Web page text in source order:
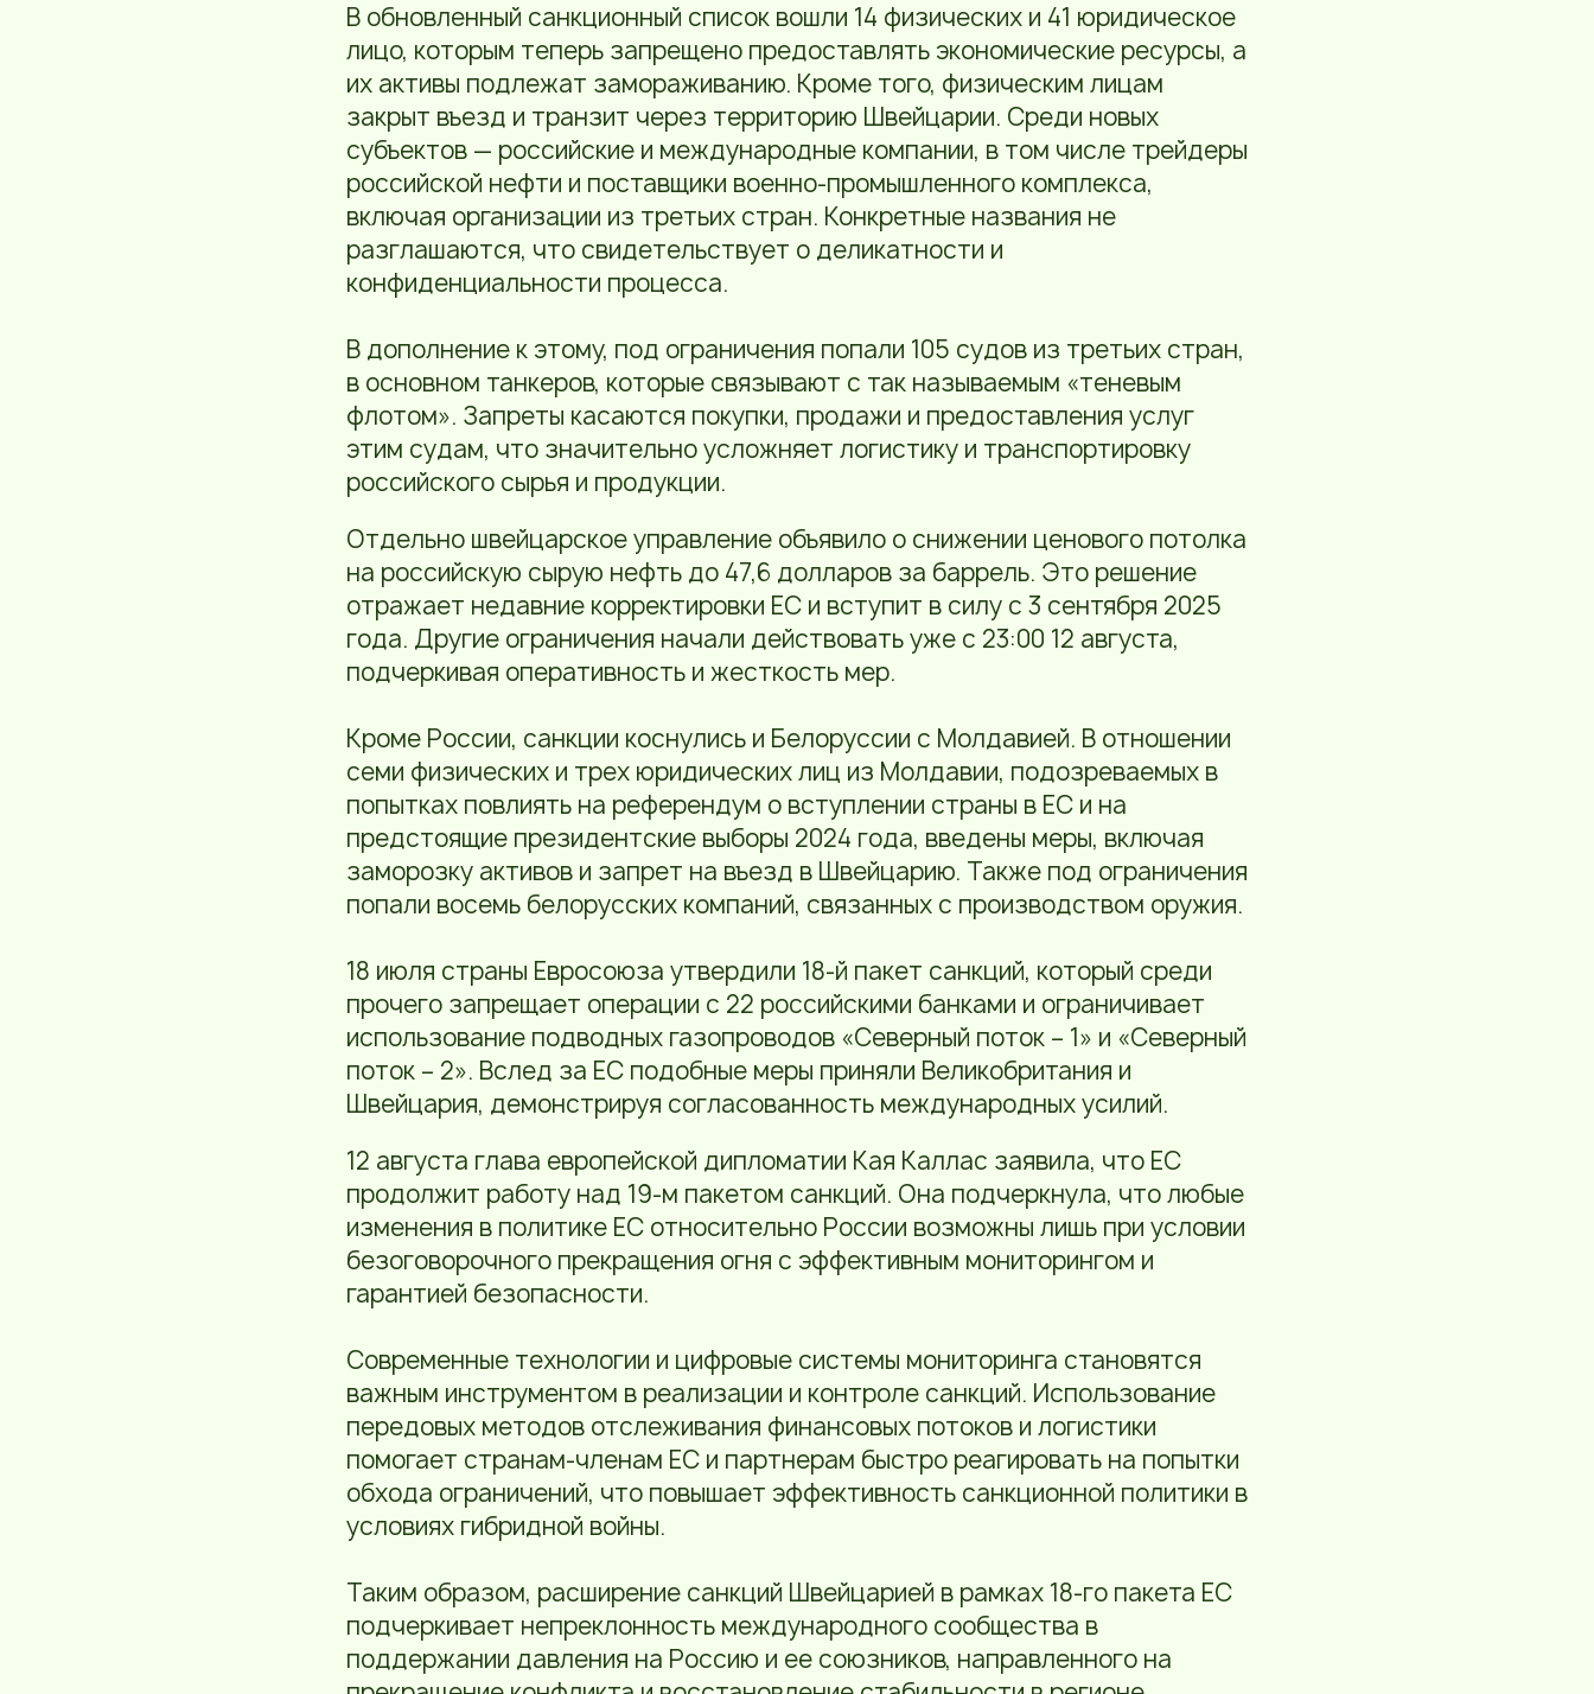
В обновленный санкционный список вошли 14 физических и 41 юридическое
лицо, которым теперь запрещено предоставлять экономические ресурсы, а
их активы подлежат замораживанию. Кроме того, физическим лицам
закрыт въезд и транзит через территорию Швейцарии. Среди новых
субъектов — российские и международные компании, в том числе трейдеры
российской нефти и поставщики военно-промышленного комплекса,
включая организации из третьих стран. Конкретные названия не
разглашаются, что свидетельствует о деликатности и
конфиденциальности процесса.
В дополнение к этому, под ограничения попали 105 судов из третьих стран,
в основном танкеров, которые связывают с так называемым «теневым
флотом». Запреты касаются покупки, продажи и предоставления услуг
этим судам, что значительно усложняет логистику и транспортировку
российского сырья и продукции.
Отдельно швейцарское управление объявило о снижении ценового потолка
на российскую сырую нефть до 47,6 долларов за баррель. Это решение
отражает недавние корректировки ЕС и вступит в силу с 3 сентября 2025
года. Другие ограничения начали действовать уже с 23:00 12 августа,
подчеркивая оперативность и жесткость мер.
Кроме России, санкции коснулись и Белоруссии с Молдавией. В отношении
семи физических и трех юридических лиц из Молдавии, подозреваемых в
попытках повлиять на референдум о вступлении страны в ЕС и на
предстоящие президентские выборы 2024 года, введены меры, включая
заморозку активов и запрет на въезд в Швейцарию. Также под ограничения
попали восемь белорусских компаний, связанных с производством оружия.
18 июля страны Евросоюза утвердили 18-й пакет санкций, который среди
прочего запрещает операции с 22 российскими банками и ограничивает
использование подводных газопроводов «Северный поток – 1» и «Северный
поток – 2». Вслед за ЕС подобные меры приняли Великобритания и
Швейцария, демонстрируя согласованность международных усилий.
12 августа глава европейской дипломатии Кая Каллас заявила, что ЕС
продолжит работу над 19-м пакетом санкций. Она подчеркнула, что любые
изменения в политике ЕС относительно России возможны лишь при условии
безоговорочного прекращения огня с эффективным мониторингом и
гарантией безопасности.
Современные технологии и цифровые системы мониторинга становятся
важным инструментом в реализации и контроле санкций. Использование
передовых методов отслеживания финансовых потоков и логистики
помогает странам-членам ЕС и партнерам быстро реагировать на попытки
обхода ограничений, что повышает эффективность санкционной политики в
условиях гибридной войны.
Таким образом, расширение санкций Швейцарией в рамках 18-го пакета ЕС
подчеркивает непреклонность международного сообщества в
поддержании давления на Россию и ее союзников, направленного на